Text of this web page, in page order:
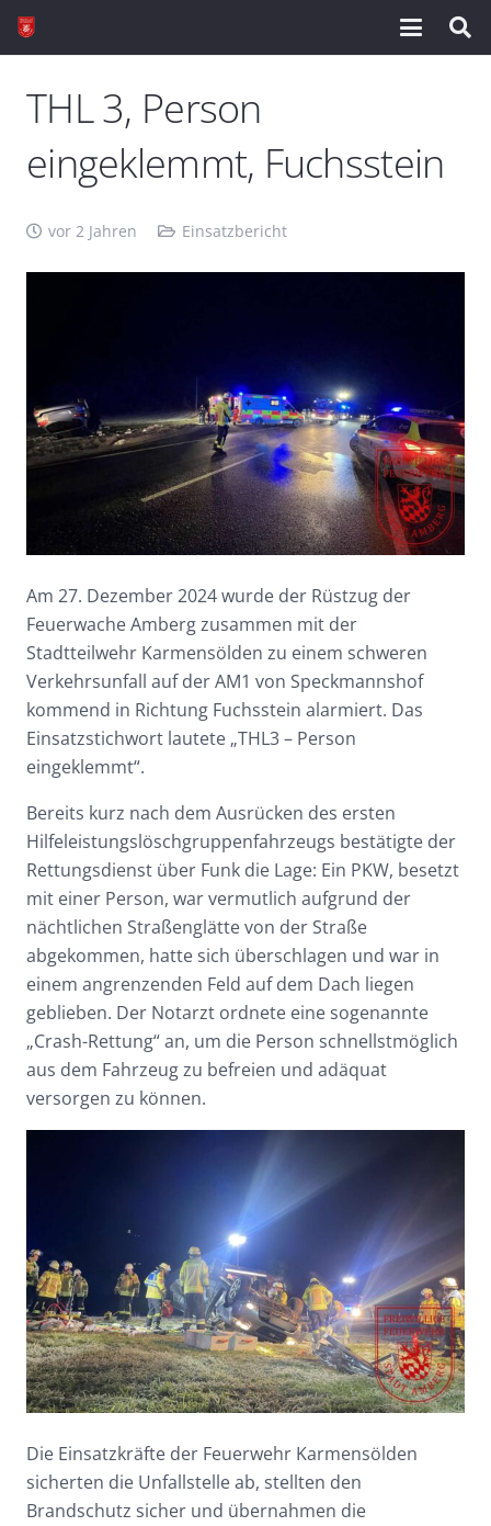
THL 3, Person
eingeklemmt, Fuchsstein
vor 2 Jahren Einsatzbericht
Am 27. Dezember 2024 wurde der Rüstzug der
Feuerwache Amberg zusammen mit der
Stadtteilwehr Karmensölden zu einem schweren
Verkehrsunfall auf der AM1 von Speckmannshof
kommend in Richtung Fuchsstein alarmiert. Das
Einsatzstichwort lautete „THL3 – Person
eingeklemmt“.
Bereits kurz nach dem Ausrücken des ersten
Hilfeleistungslöschgruppenfahrzeugs bestätigte der
Rettungsdienst über Funk die Lage: Ein PKW, besetzt
mit einer Person, war vermutlich aufgrund der
nächtlichen Straßenglätte von der Straße
abgekommen, hatte sich überschlagen und war in
einem angrenzenden Feld auf dem Dach liegen
geblieben. Der Notarzt ordnete eine sogenannte
„Crash-Rettung“ an, um die Person schnellstmöglich
aus dem Fahrzeug zu befreien und adäquat
versorgen zu können.
Die Einsatzkräfte der Feuerwehr Karmensölden
sicherten die Unfallstelle ab, stellten den
Brandschutz sicher und übernahmen die